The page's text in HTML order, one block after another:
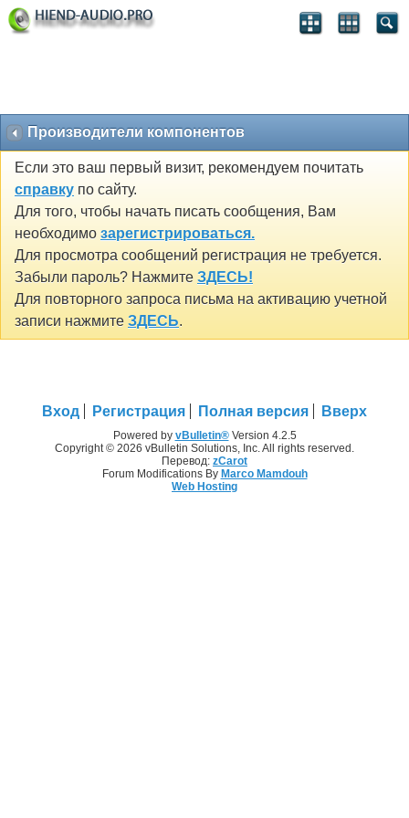
Производители компонентов
Если это ваш первый визит, рекомендуем почитать
справку по сайту.
Для того, чтобы начать писать сообщения, Вам
необходимо зарегистрироваться.
Для просмотра сообщений регистрация не требуется.
Забыли пароль? Нажмите ЗДЕСЬ!
Для повторного запроса письма на активацию учетной
записи нажмите ЗДЕСЬ.
Вход Регистрация Полная версия Вверх
Powered by vBulletin®Version 4.2.5
Copyright © 2026 vBulletin Solutions, Inc. All rights reserved.
Перевод: zCarot
Forum Modifications By Marco Mamdouh
Web Hosting